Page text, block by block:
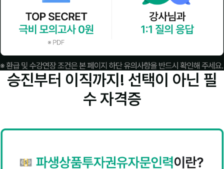
승진부터 이직까지! 선택이 아닌 필
수 자격증